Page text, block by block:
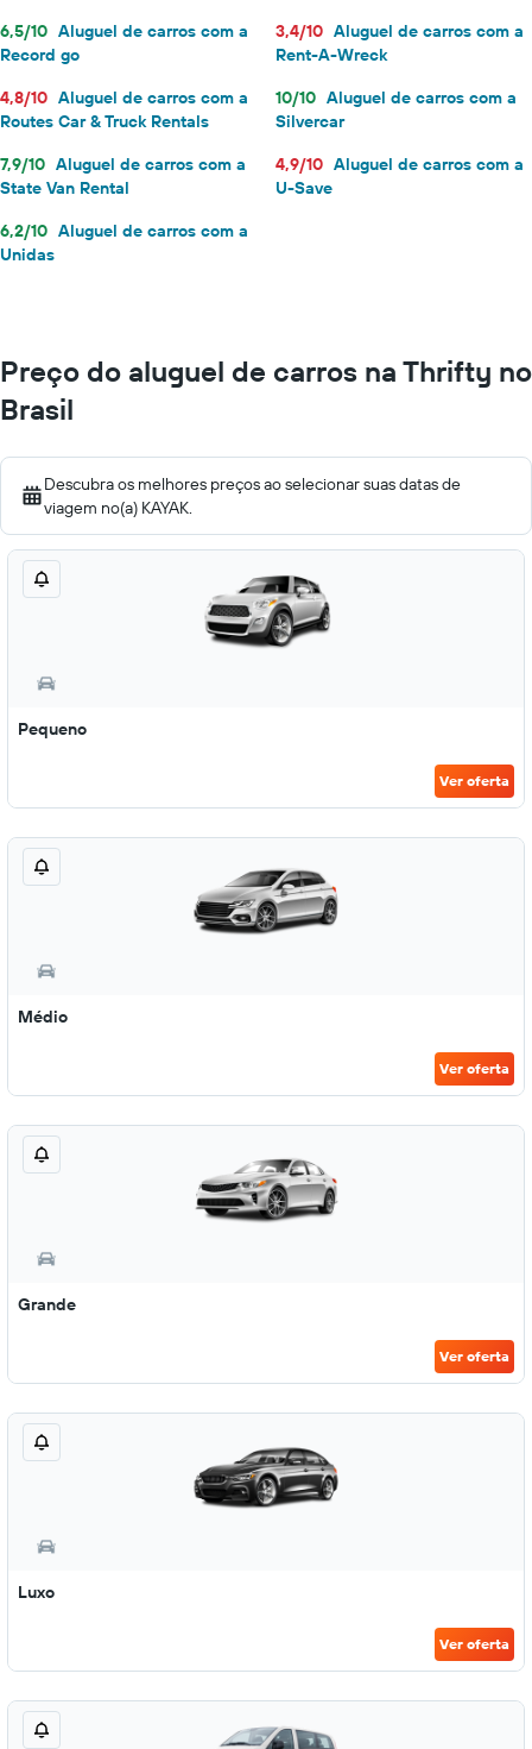
6,5/10 Aluguel de carros com a
Record go
3,4/10 Aluguel de carros com a
Rent-A-Wreck
4,8/10 Aluguel de carros com a
Routes Car & Truck Rentals
10/10 Aluguel de carros com a
Silvercar
7,9/10 Aluguel de carros com a
State Van Rental
4,9/10 Aluguel de carros com a
U-Save
6,2/10 Aluguel de carros com a
Unidas
Preço do aluguel de carros na Thrifty no
Brasil
Descubra os melhores preços ao selecionar suas datas de
viagem no(a) KAYAK.
Pequeno
Ver oferta
Médio
Ver oferta
Grande
Ver oferta
Luxo
Ver oferta